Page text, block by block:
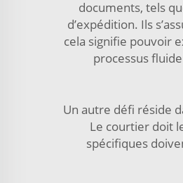
documents, tels
d’expédition. Ils
cela signifie pouvoir
processus
Un autre défi réside
Le courtier doit
spécifiques